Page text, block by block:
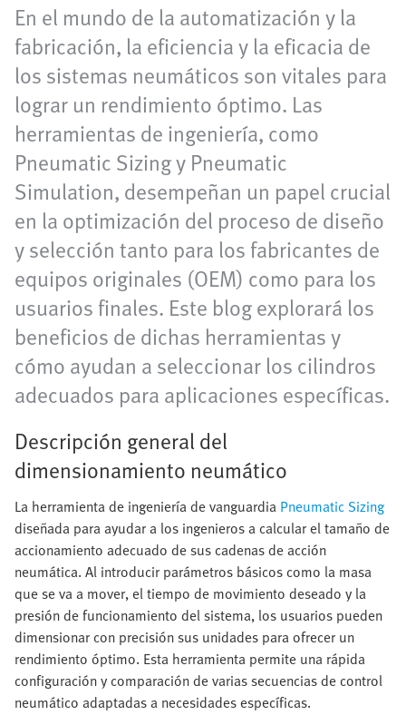
En el mundo de la automatización y la
fabricación, la eficiencia y la eficacia de
los sistemas neumáticos son vitales para
lograr un rendimiento óptimo. Las
herramientas de ingeniería, como
Pneumatic Sizing y Pneumatic
Simulation, desempeñan un papel crucial
en la optimización del proceso de diseño
y selección tanto para los fabricantes de
equipos originales (OEM) como para los
usuarios finales. Este blog explorará los
beneficios de dichas herramientas y
cómo ayudan a seleccionar los cilindros
adecuados para aplicaciones específicas.
Descripción general del
dimensionamiento neumático
La herramienta de ingeniería de vanguardia Pneumatic Sizing
diseñada para ayudar a los ingenieros a calcular el tamaño de
accionamiento adecuado de sus cadenas de acción
neumática. Al introducir parámetros básicos como la masa
que se va a mover, el tiempo de movimiento deseado y la
presión de funcionamiento del sistema, los usuarios pueden
dimensionar con precisión sus unidades para ofrecer un
rendimiento óptimo. Esta herramienta permite una rápida
configuración y comparación de varias secuencias de control
neumático adaptadas a necesidades específicas.